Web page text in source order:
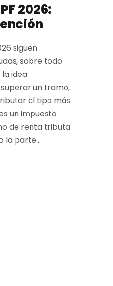
2026:
siguen
sobre todo
idea
un tramo,
al tipo más
un impuesto
de renta tributa
la parte...